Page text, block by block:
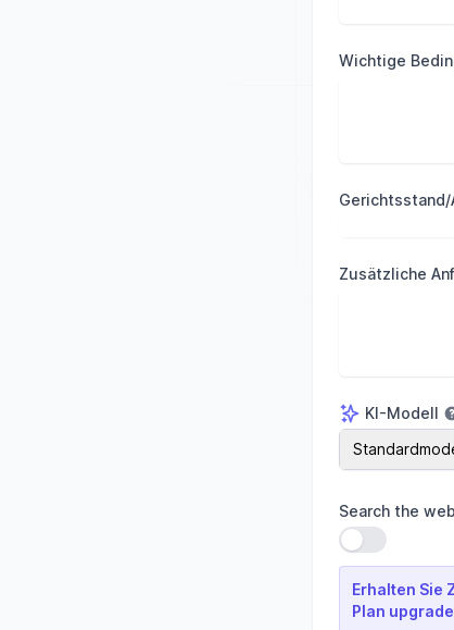
Wichtige
Gerichtsstand/
Zusätzliche
KI-Modell
KI-Modell
Search the web
Einstellung
Erhalten Sie
Plan